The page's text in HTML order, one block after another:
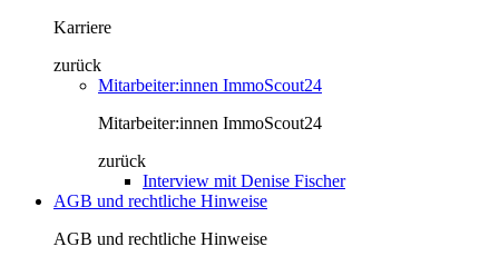
Karriere
zurück
Mitarbeiter:innen ImmoScout24
Mitarbeiter:innen ImmoScout24
zurück
Interview mit Denise Fischer
AGB und rechtliche Hinweise
AGB und rechtliche Hinweise